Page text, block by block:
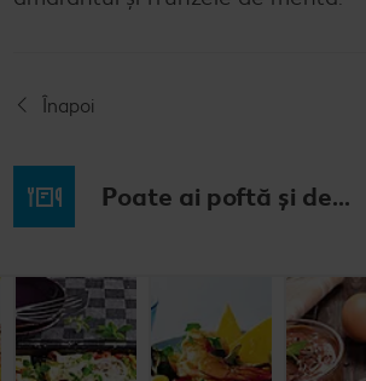
Înapoi
Poate ai poftă și de...
Budincă
italiană de
orez cu salată
de fructe
Clătite cu
legume și
mozzarella
Tocană
italienească
de pește